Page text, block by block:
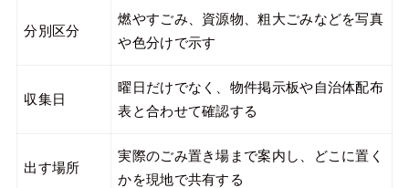
分別区分
燃やすごみ、資源物、粗大ごみなどを写真
や色分けで示す
収集日
曜日だけでなく、物件掲示板や自治体配布
表と合わせて確認する
出す場所
実際のごみ置き場まで案内し、どこに置く
かを現地で共有する